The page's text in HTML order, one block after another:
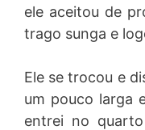
ele aceitou de
trago sunga e
Ele se trocou e
um pouco larga
entrei no